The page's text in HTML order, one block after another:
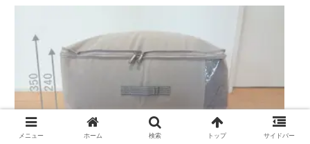
メニュー ホーム 検索 トップ サイドバー